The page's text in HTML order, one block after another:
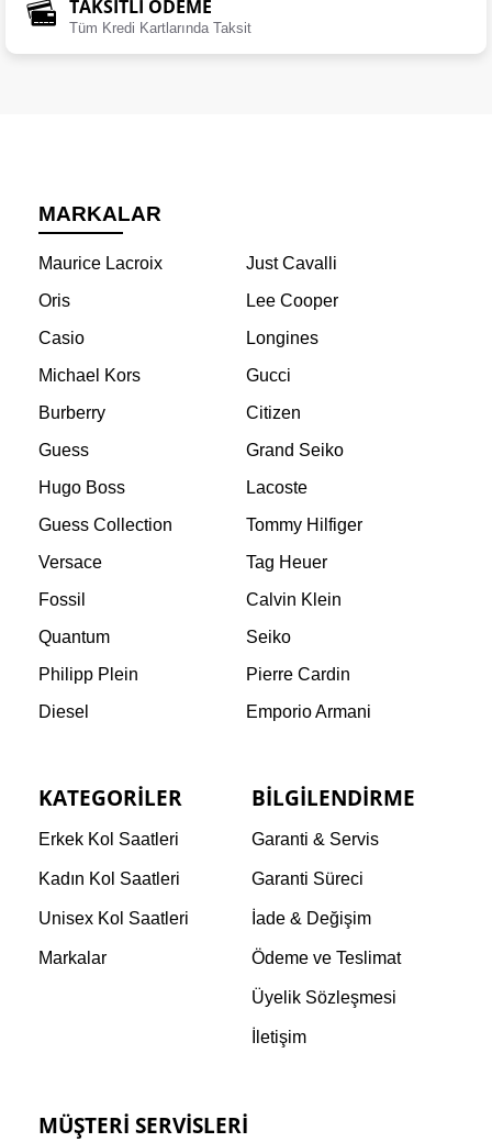
TAKSİTLİ ÖDEME
Tüm Kredi Kartlarında Taksit
MARKALAR
Maurice Lacroix
Just Cavalli
Oris
Lee Cooper
Casio
Longines
Michael Kors
Gucci
Burberry
Citizen
Guess
Grand Seiko
Hugo Boss
Lacoste
Guess Collection
Tommy Hilfiger
Versace
Tag Heuer
Fossil
Calvin Klein
Quantum
Seiko
Philipp Plein
Pierre Cardin
Diesel
Emporio Armani
KATEGORILER
Erkek Kol Saatleri
Kadın Kol Saatleri
Unisex Kol Saatleri
Markalar
BILGILENDIRME
Garanti & Servis
Garanti Süreci
İade & Değişim
Ödeme ve Teslimat
Üyelik Sözleşmesi
İletişim
MÜŞTERI SERVISLERI